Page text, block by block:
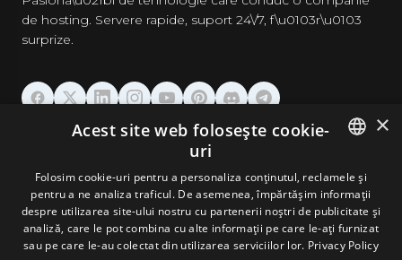
de hosting. Servere rapide, suport 24\/7, f\u0103r\u0103
surprize.
GĂZDUIRE
DOMENII & EMAIL
UNELTE & SECURITATE
ENGLISH
GERMAN
ROMANIAN
×
Acest site web folosește cookie-
uri
Folosim cookie-uri pentru a personaliza conținutul, reclamele și
pentru a ne analiza traficul. De asemenea, împărtășim informații
despre utilizarea site-ului nostru cu partenerii noștri de publicitate și
analiză, care le pot combina cu alte informații pe care le-ați furnizat
sau pe care le-au colectat din utilizarea serviciilor lor. Privacy Policy